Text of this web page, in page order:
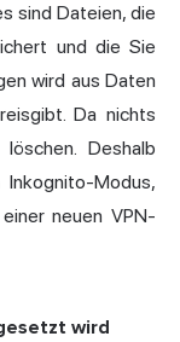
sind Dateien, die
und die Sie
wird aus Daten
Da nichts
Deshalb
Inkognito-Modus,
neuen VPN-
wird